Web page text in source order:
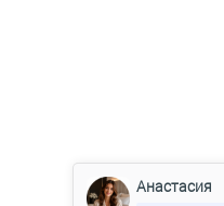
Анастасия